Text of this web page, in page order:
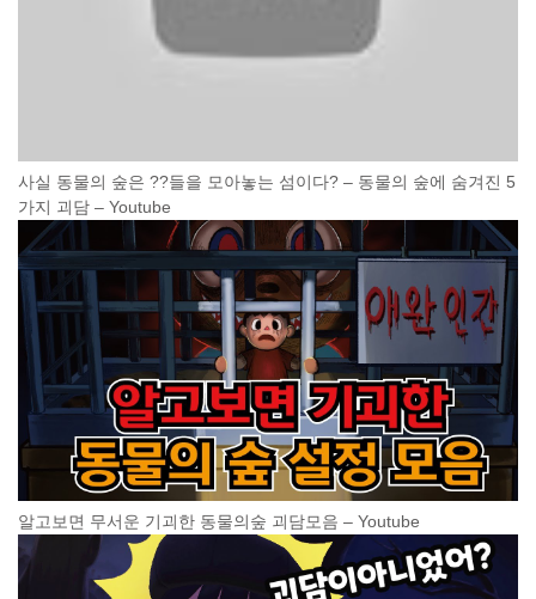
사실 동물의 숲은 ??들을 모아놓는 섬이다? – 동물의 숲에 숨겨진 5
가지 괴담 – Youtube
알고보면 무서운 기괴한 동물의숲 괴담모음 – Youtube